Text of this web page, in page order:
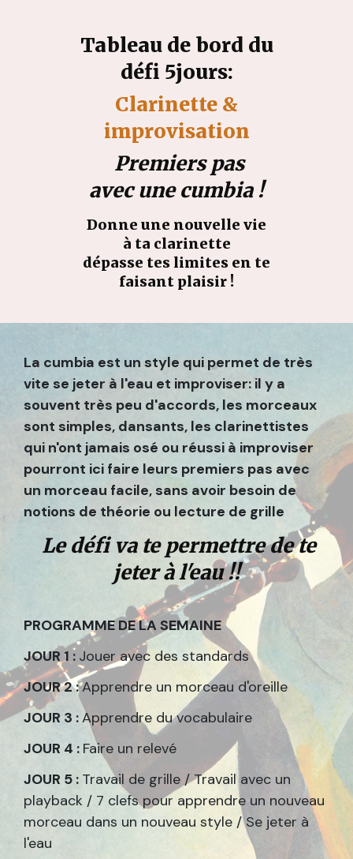
Tableau de bord du
défi 5jours:
Clarinette &
improvisation
Premiers pas
avec une cumbia !
Donne une nouvelle vie
à ta clarinette
dépasse tes limites en te
faisant plaisir !
La cumbia est un style qui permet de très
vite se jeter à l'eau et improviser: il y a
souvent très peu d'accords, les morceaux
sont simples, dansants, les clarinettistes
qui n'ont jamais osé ou réussi à improviser
pourront ici faire leurs premiers pas avec
un morceau facile, sans avoir besoin de
notions de théorie ou lecture de grille
Le défi va te permettre de te
jeter à l'eau !!
PROGRAMME DE LA SEMAINE
JOUR 1 : Jouer avec des standards
JOUR 2 :Apprendre un morceau d'oreille
JOUR 3 :Apprendre du vocabulaire
JOUR 4 : Faire un relevé
JOUR 5 : Travail de grille / Travail avec un
playback / 7 clefs pour apprendre un nouveau
morceau dans un nouveau style / Se jeter à
l'eau